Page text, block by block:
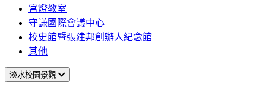
宮燈教室
守謙國際會議中心
校史館暨張建邦創辦人紀念館
其他
淡水校園景觀